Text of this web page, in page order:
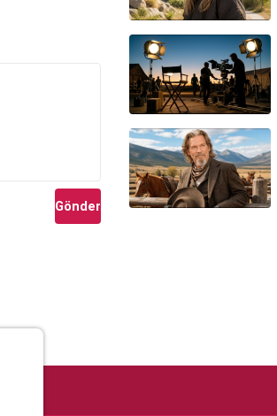
Gönder